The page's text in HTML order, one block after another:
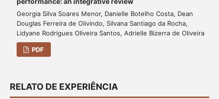
Georgia Silva Soares Menor, Danielle Botelho Costa, Dean
Douglas Ferreira de Olivindo, Silvana Santiago da Rocha,
Lidyane Rodrigues Oliveira Santos, Adrielle Bizerra de Oliveira
PDF
RELATO DE EXPERIÊNCIA